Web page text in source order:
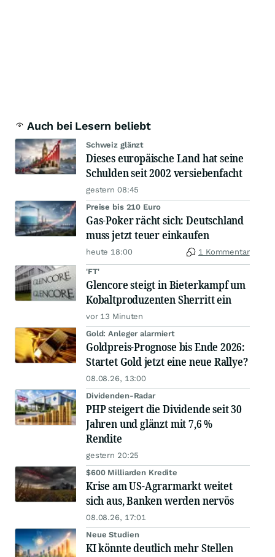
Auch bei Lesern beliebt
Schweiz glänzt
Dieses europäische Land hat seine
Schulden seit 2002 versiebenfacht
gestern 08:45
Preise bis 210 Euro
Gas-Poker rächt sich: Deutschland
muss jetzt teuer einkaufen
heute 18:00 1 Kommentar
'FT'
Glencore steigt in Bieterkampf um
Kobaltproduzenten Sherritt ein
vor 13 Minuten
Gold: Anleger alarmiert
Goldpreis-Prognose bis Ende 2026:
Startet Gold jetzt eine neue Rallye?
08.08.26, 13:00
Dividenden-Radar
PHP steigert die Dividende seit 30
Jahren und glänzt mit 7,6 %
Rendite
gestern 20:25
$600 Milliarden Kredite
Krise am US-Agrarmarkt weitet
sich aus, Banken werden nervös
08.08.26, 17:01
Neue Studien
KI könnte deutlich mehr Stellen